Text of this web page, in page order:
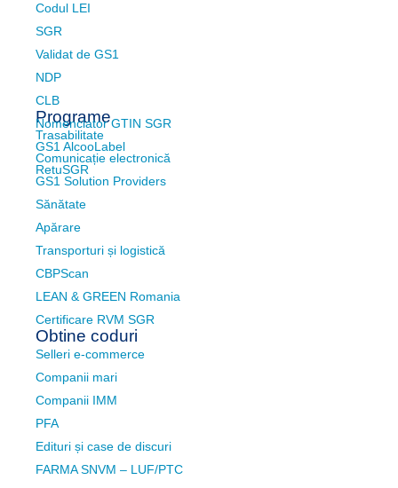
Codul LEI
SGR
Validat de GS1
NDP
CLB
Nomenclator GTIN SGR
GS1 AlcooLabel
RetuSGR
Programe
Trasabilitate
Comunicație electronică
GS1 Solution Providers
Sănătate
Apărare
Transporturi și logistică
CBPScan
LEAN & GREEN Romania
Certificare RVM SGR
Obtine coduri
Selleri e-commerce
Companii mari
Companii IMM
PFA
Edituri și case de discuri
FARMA SNVM – LUF/PTC